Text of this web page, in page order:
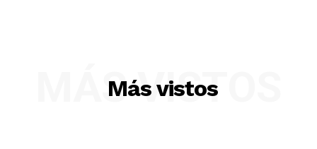
Más vistos
MÁS VISTOS